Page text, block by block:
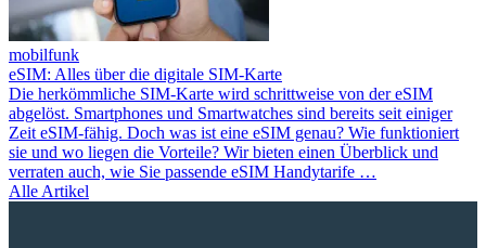
mobilfunk
eSIM: Alles über die digitale SIM-Karte
Die herkömmliche SIM-Karte wird schrittweise von der eSIM
abgelöst. Smartphones und Smartwatches sind bereits seit einiger
Zeit eSIM-fähig. Doch was ist eine eSIM genau? Wie funktioniert
sie und wo liegen die Vorteile? Wir bieten einen Überblick und
verraten auch, wie Sie passende eSIM Handytarife …
Alle Artikel